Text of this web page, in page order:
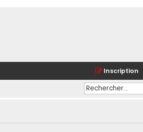
Inscription